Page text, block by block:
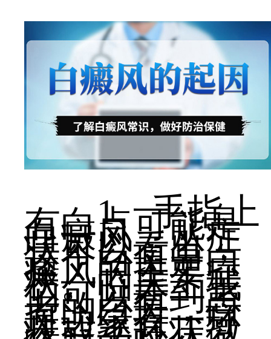
1、手指上
有白点可能是
白癜风，从症
状可以看出，
这个白斑是白
癜风的主要症
状。临床上我
们可以看到患
者的白斑，白
斑边缘有一环